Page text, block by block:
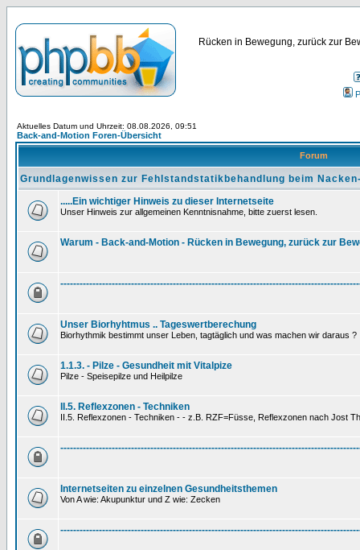
Rücken in Bewegung, zurück zur
Aktuelles Datum und Uhrzeit: 08.08.2026, 09:51
Back-and-Motion Foren-Übersicht
Forum
Grundlagenwissen zur Fehlstandstatikbehandlung beim
.....Ein wichtiger Hinweis zu dieser Internetseite
Unser Hinweis zur allgemeinen Kenntnisnahme, bitte zuerst lesen.
Warum - Back-and-Motion - Rücken in Bewegung, zurück zur
Unser Biorhyhtmus .. Tageswertberechung
Biorhythmik bestimmt unser Leben, tagtäglich und was machen wir daraus ?
1.1.3. - Pilze - Gesundheit mit Vitalpize
Pilze - Speisepilze und Heilpilze
II.5. Reflexzonen - Techniken
II.5. Reflexzonen - Techniken - - z.B. RZF=Füsse, Reflexzonen nach Jost
Internetseiten zu einzelnen Gesundheitsthemen
Von A wie: Akupunktur und Z wie: Zecken